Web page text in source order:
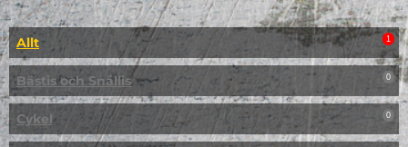
Allt 1
Bästis och Snällis 0
Cykel 0